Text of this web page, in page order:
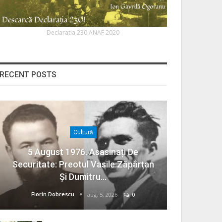
Declaratia 230 ANAF 2020
POSTS
Cultură
5 August 1976. Asasinați De
Securitate: Preotul Vasile Zăpârțan
Și Dumitru…
Florin Dobrescu aug. 5, 2026 0